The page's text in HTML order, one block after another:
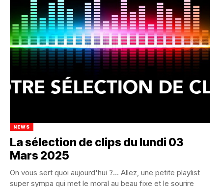
NEWS
La sélection de clips du lundi 03
Mars 2025
On vous sert quoi aujourd'hui ?... Allez, une petite playlist
super sympa qui met le moral au beau fixe et le sourire